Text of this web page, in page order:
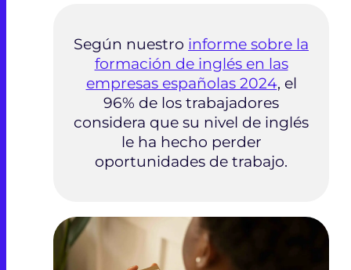
Según nuestro informe sobre la
formación de inglés en las
empresas españolas 2024, el
96% de los trabajadores
considera que su nivel de inglés
le ha hecho perder
oportunidades de trabajo.